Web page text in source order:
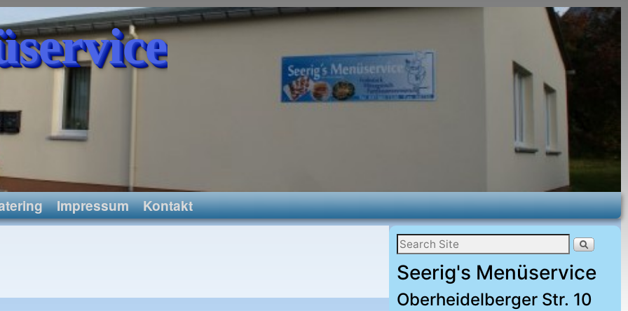
Impressum Kontakt
Seerig's Menüservice
Oberheidelberger Str. 10